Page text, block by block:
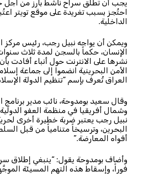
يجب أن تطلق سراح ناشط بارز من أجل
احتُجز بسبب تغريدة على موقع تويتر
الداخلية.
ويمكن أن يواجه نبيل رجب، رئيس مركز
الإنسان، حكماً بالسجن لمدة ثلاث
نشرها على الانترنت حول أنباء أفادت
الأمن البحرينية انضموا إلى جماعة
العراق تُعرف بإسم “تنظيم الدولة
وقال سعيد بومدوحة، نائب مدير
وشمال أفريقيا في منظمة العفو
نبيل رجب يعتبر ضربة خطيرة أخرى
البحرين، وترسيخاً متنامياً من قبل
أفواه المعارضة.”
وأضاف بومدوحة يقول: “ينبغي إطلاق
فوراً، وإسقاط هذه التهم المسيئة